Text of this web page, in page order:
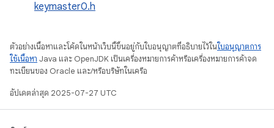
keymaster0.h
ตัวอย่างเนื้อหาและโค้ดในหน้าเว็บนี้ขึ้นอยู่กับใบอนุญาตที่อธิบายไว้ในใบอนุญาตการ
ใช้เนื้อหา Java และ OpenJDK เป็นเครื่องหมายการค้าหรือเครื่องหมายการค้าจด
ทะเบียนของ Oracle และ/หรือบริษัทในเครือ
อัปเดตล่าสุด 2025-07-27 UTC